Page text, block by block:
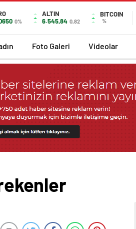
0%
ALTIN
6.545,84 0,82
BITCOIN
%
Foto Galeri Videolar